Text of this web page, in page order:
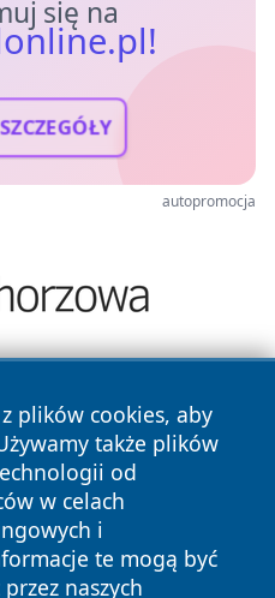
się na
autopromocja
plików cookies, aby
także plików
od
w celach
i
te mogą być
naszych
Wszystkie prawa